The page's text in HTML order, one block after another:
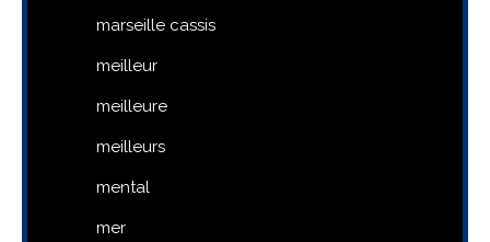
marseille cassis
meilleur
meilleure
meilleurs
mental
mer